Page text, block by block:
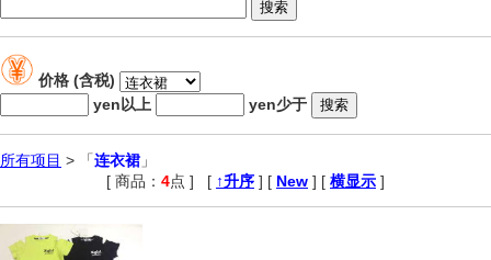
价格 (含税)
yen以上
yen少于
所有项目 > 「连衣裙 」
[ 商品： 4点 ] [ ↑升序 ] [ New ] [ 横显示 ]